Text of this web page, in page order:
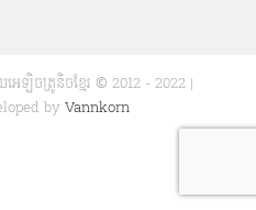
េឡិចត្រូនិចខ្មែរ © 2012 - 2022 |
by Vannkorn